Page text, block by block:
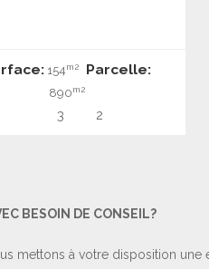
154m2 Parcelle:
890m2
3 2
BESOIN DE CONSEIL?
mettons à votre disposition